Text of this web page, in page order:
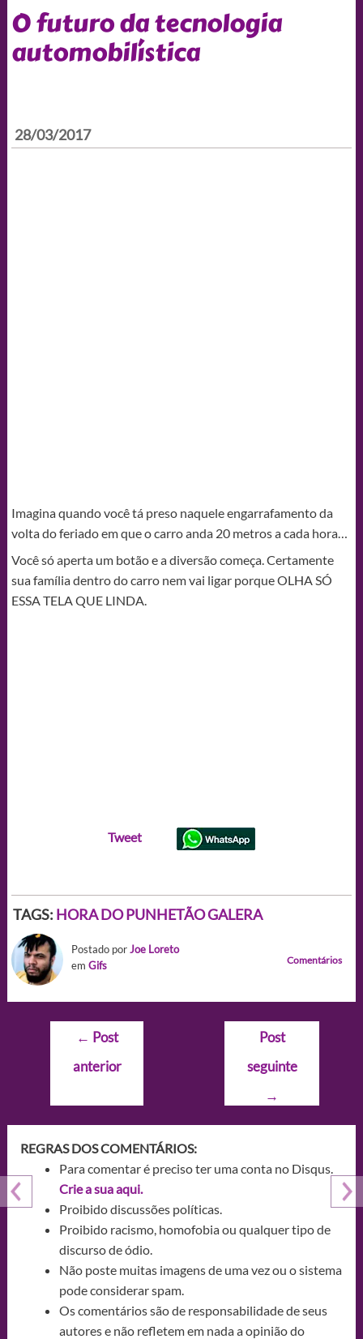
O futuro da tecnologia
automobilística
28/03/2017
Imagina quando você tá preso naquele engarrafamento da
volta do feriado em que o carro anda 20 metros a cada hora…
Você só aperta um botão e a diversão começa. Certamente
sua família dentro do carro nem vai ligar porque OLHA SÓ
ESSA TELA QUE LINDA.
Tweet
TAGS: HORA DO PUNHETÃO GALERA
Postado porJoe Loreto
em Gifs Comentários
Navegação
Post
← Post
anterior
Post
seguinte
→
REGRAS DOS COMENTÁRIOS:
Para comentar é preciso ter uma conta no Disqus.
Crie a sua aqui.
Proibido discussões políticas.
Proibido racismo, homofobia ou qualquer tipo de
discurso de ódio.
Não poste muitas imagens de uma vez ou o sistema
pode considerar spam.
Os comentários são de responsabilidade de seus
autores e não refletem em nada a opinião do